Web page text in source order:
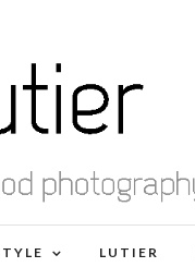
LUTIER